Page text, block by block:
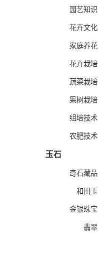
园艺知识
花卉文化
家庭养花
花卉栽培
蔬菜栽培
果树栽培
组培技术
农肥技术
玉石
奇石藏品
和田玉
金银珠宝
翡翠